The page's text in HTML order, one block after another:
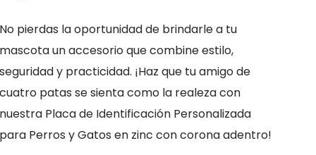
pierdas la oportunidad de brindarle a tu
un accesorio que combine estilo,
y practicidad. ¡Haz que tu amigo de
patas se sienta como la realeza con
Placa de Identificación Personalizada
Perros y Gatos en zinc con corona adentro!